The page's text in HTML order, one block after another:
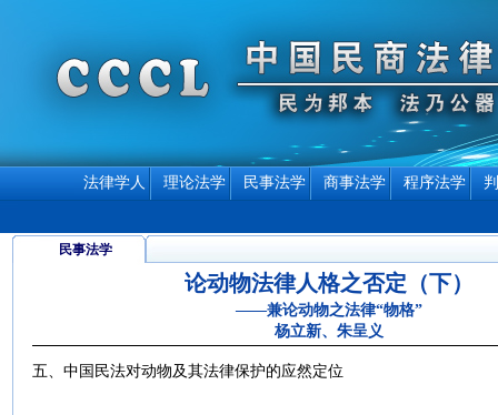
法律学人 理论法学 民事法学 商事法学 程序法学
民事法学
论动物法律人格之否定（下）
——兼论动物之法律“物格”
杨立新、朱呈义
五、中国民法对动物及其法律保护的应然定位